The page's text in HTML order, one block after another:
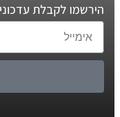
הירשמו לקבלת עדכונים